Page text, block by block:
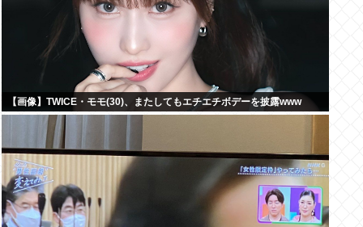
【画像】TWICE・モモ(30)、またしてもエチエチボデーを披露www